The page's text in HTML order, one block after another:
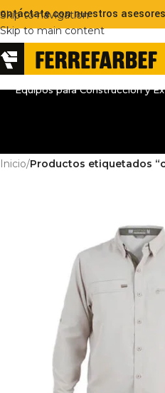
Skip to navigation
Skip to main content
con nuestros
Equipos para Construcción y
Inicio/Productos etiquetados